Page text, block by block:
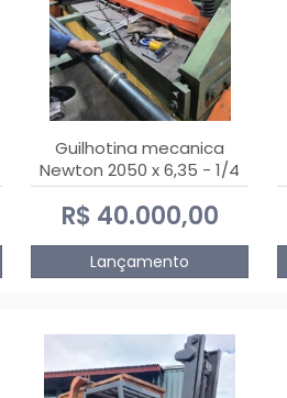
Guilhotina mecanica
Newton 2050 x 6,35 - 1/4
R$ 40.000,00
Lançamento